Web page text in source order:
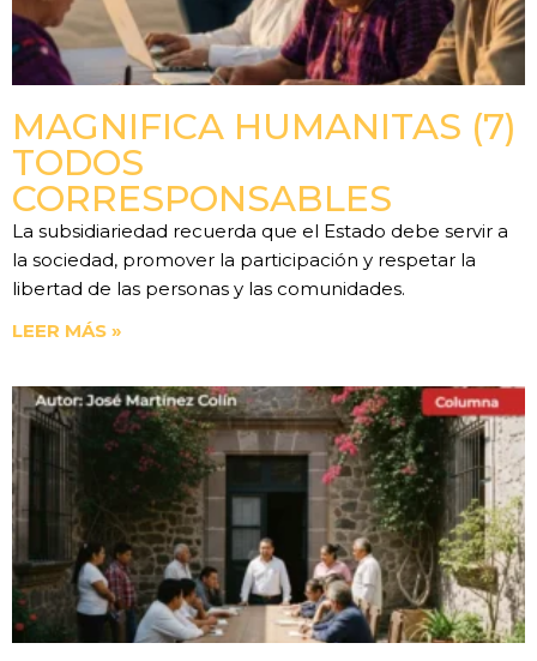
MAGNIFICA HUMANITAS (7)
TODOS
CORRESPONSABLES
La subsidiariedad recuerda que el Estado debe servir a
la sociedad, promover la participación y respetar la
libertad de las personas y las comunidades.
LEER MÁS »